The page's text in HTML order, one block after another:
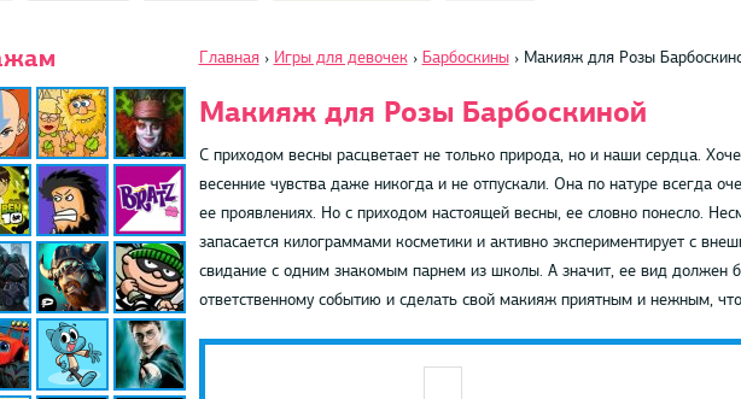
Главная › Игры для девочек › Барбоскины › Макияж для Розы
Макияж для Розы Барбоскиной
С приходом весны расцветает не только природа, но и наши сердца.
весенние чувства даже никогда и не отпускали. Она по натуре всегда
ее проявлениях. Но с приходом настоящей весны, ее словно понесло.
запасается килограммами косметики и активно экспериментирует с
свидание с одним знакомым парнем из школы. А значит, ее вид должен
ответственному событию и сделать свой макияж приятным и нежным,